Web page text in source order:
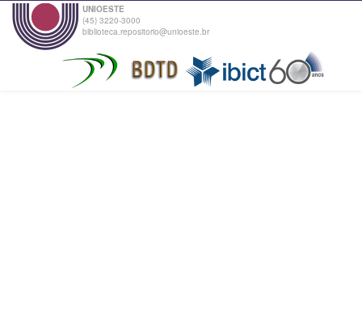
UNIOESTE
(45) 3220-3000
biblioteca.repositorio@unioeste.br